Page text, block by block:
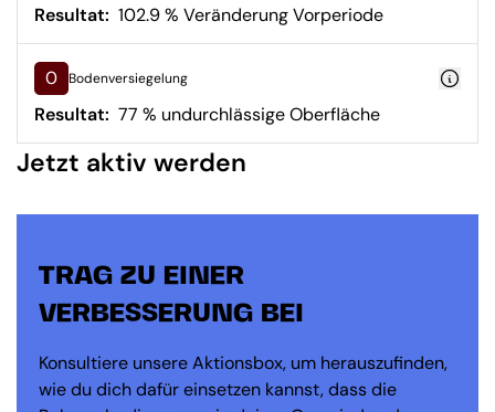
Resultat: 102.9 % Veränderung Vorperiode
0 Bodenversiegelung
Resultat: 77 % undurchlässige Oberfläche
Jetzt aktiv werden
TRAG ZU EINER
VERBESSERUNG BEI
Konsultiere unsere Aktionsbox, um herauszufinden,
wie du dich dafür einsetzen kannst, dass die